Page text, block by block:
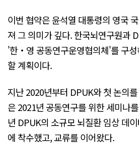
이번 협약은 윤석열 대통령의 영국
져 그 의미가 깊다. 한국뇌연구원과
'한‧영 공동연구운영협의체'를 구
할 계획이다.
지난 2020년부터 DPUK와 첫 논의
은 2021년 공동연구를 위한 세미나
년 DPUK의 소규모 뇌질환 임상 데
에 착수했고, 교류를 이어왔다.